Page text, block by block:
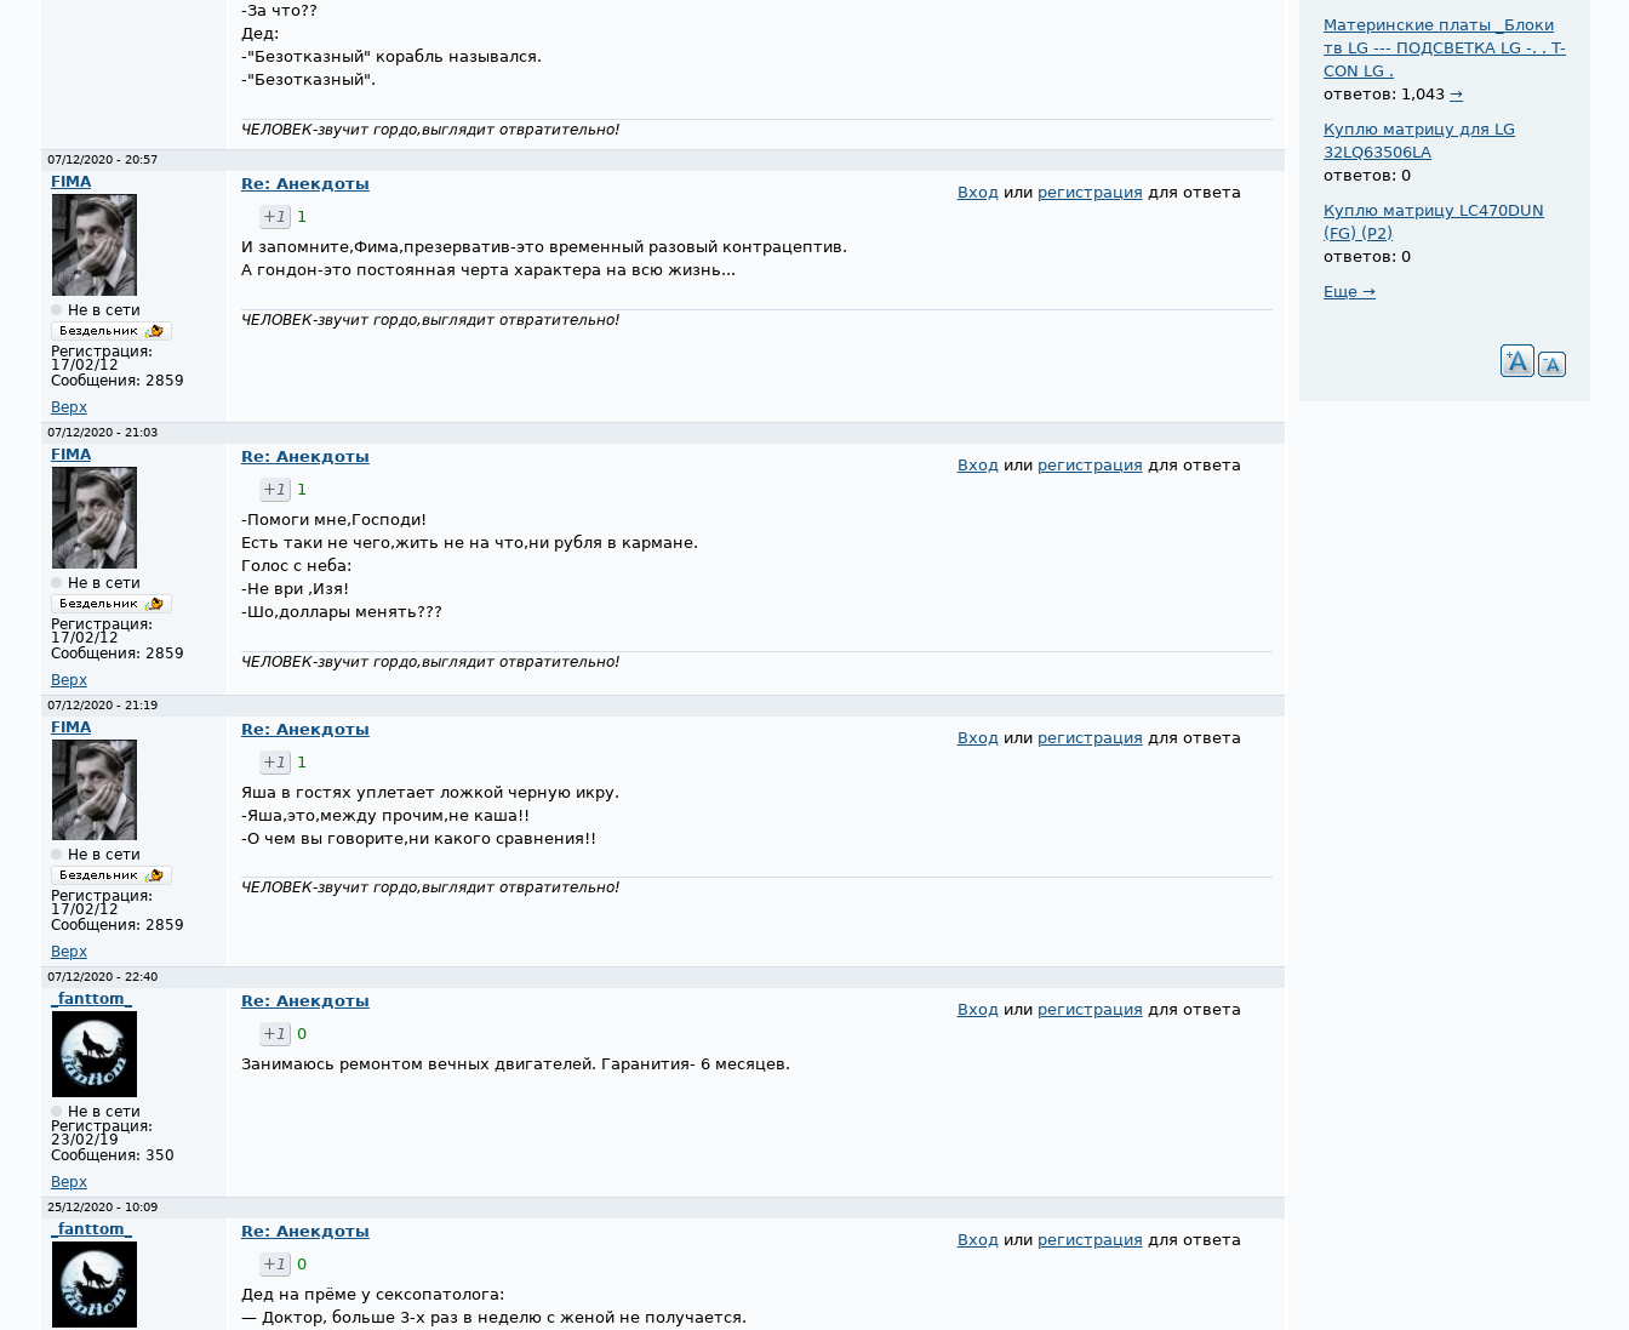
-За что??
Дед:
-"Безотказный" корабль назывался.
-"Безотказный".
ЧЕЛОВЕК-звучит гордо,выглядит отвратительно!
07/12/2020 - 20:57
FIMA
Не в сети
Регистрация:
17/02/12
Сообщения: 2859
Верх
Входили регистрация для ответа
Re: Анекдоты
+1
1
И запомните,Фима,презерватив-это временный разовый контрацептив.
А гондон-это постоянная черта характера на всю жизнь...
ЧЕЛОВЕК-звучит гордо,выглядит отвратительно!
07/12/2020 - 21:03
FIMA
Не в сети
Регистрация:
17/02/12
Сообщения: 2859
Верх
Вход или регистрация для ответа
Re: Анекдоты
+1
1
-Помоги мне,Господи!
Есть таки не чего,жить не на что,ни рубля в кармане.
Голос с неба:
-Не ври ,Изя!
-Шо,доллары менять???
ЧЕЛОВЕК-звучит гордо,выглядит отвратительно!
07/12/2020 - 21:19
FIMA
Не в сети
Регистрация:
17/02/12
Сообщения: 2859
Верх
Вход или регистрация для ответа
Re: Анекдоты
+1
1
Яша в гостях уплетает ложкой черную икру.
-Яша,это,между прочим,не каша!!
-О чем вы говорите,ни какого сравнения!!
ЧЕЛОВЕК-звучит гордо,выглядит отвратительно!
07/12/2020 - 22:40
_fanttom_
Не в сети
Регистрация:
23/02/19
Сообщения: 350
Верх
Входили регистрация для ответа
Re: Анекдоты
+1
0
Занимаюсь ремонтом вечных двигателей. Гаранития- 6 месяцев.
25/12/2020 - 10:09
_fanttom_
Входили регистрация для ответа
Re: Анекдоты
+1
0
Дед на прёме у сексопатолога:
— Доктор, больше 3-х раз в неделю с женой не получается.
Материнские платы _Блоки
тв LG --- ПОДСВЕТКА LG -. . T-
CON LG .
ответов: 1,043→
Куплю матрицу для LG
32LQ63506LA
ответов: 0
Куплю матрицу LC470DUN
(FG) (P2)
ответов: 0
Еще →